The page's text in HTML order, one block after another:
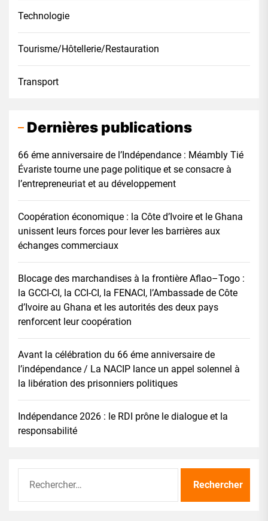
Technologie
Tourisme/Hôtellerie/Restauration
Transport
Dernières publications
66 éme anniversaire de l’Indépendance : Méambly Tié
Évariste tourne une page politique et se consacre à
l’entrepreneuriat et au développement
Coopération économique : la Côte d’Ivoire et le Ghana
unissent leurs forces pour lever les barrières aux
échanges commerciaux
Blocage des marchandises à la frontière Aflao–Togo :
la GCCI-CI, la CCI-CI, la FENACI, l’Ambassade de Côte
d’Ivoire au Ghana et les autorités des deux pays
renforcent leur coopération
Avant la célébration du 66 éme anniversaire de
l’indépendance / La NACIP lance un appel solennel à
la libération des prisonniers politiques
Indépendance 2026 : le RDI prône le dialogue et la
responsabilité